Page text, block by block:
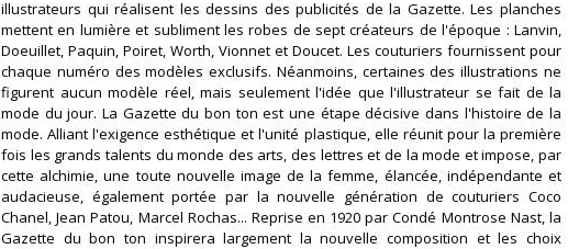
illustrateurs qui réalisent les dessins des publicités de la Gazette. Les planches
mettent en lumière et subliment les robes de sept créateurs de l'époque : Lanvin,
Doeuillet, Paquin, Poiret, Worth, Vionnet et Doucet. Les couturiers fournissent pour
chaque numéro des modèles exclusifs. Néanmoins, certaines des illustrations ne
figurent aucun modèle réel, mais seulement l'idée que l'illustrateur se fait de la
mode du jour. La Gazette du bon ton est une étape décisive dans l'histoire de la
mode. Alliant l'exigence esthétique et l'unité plastique, elle réunit pour la première
fois les grands talents du monde des arts, des lettres et de la mode et impose, par
cette alchimie, une toute nouvelle image de la femme, élancée, indépendante et
audacieuse, également portée par la nouvelle génération de couturiers Coco
Chanel, Jean Patou, Marcel Rochas... Reprise en 1920 par Condé Montrose Nast, la
Gazette du bon ton inspirera largement la nouvelle composition et les choix